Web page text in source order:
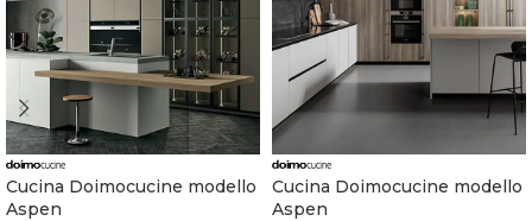
Cucina Doimocucine modello
Aspen
Cucina Doimocucine modello
Aspen